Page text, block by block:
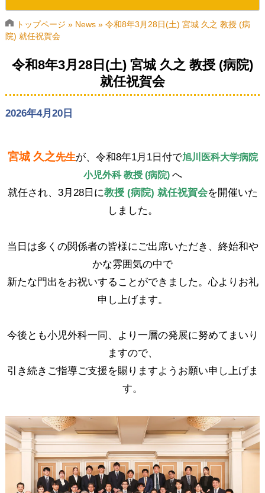
AMUSEについて
初期研修医・専攻医
役員・会員
トップページ » News» 令和8年3月28日(土) 宮城 久之 教授 (病
院) 就任祝賀会
令和8年3月28日(土) 宮城 久之 教授 (病院)
就任祝賀会
2026年4月20日
宮城 久之先生が、令和8年1月1日付で旭川医科大学病院
小児外科 教授 (病院) へ
就任され、3月28日に教授 (病院) 就任祝賀会を開催いた
しました。
当日は多くの関係者の皆様にご出席いただき、終始和や
かな雰囲気の中で
新たな門出をお祝いすることができました。心よりお礼
申し上げます。
今後とも小児外科一同、より一層の発展に努めてまいり
ますので、
引き続きご指導ご支援を賜りますようお願い申し上げま
す。